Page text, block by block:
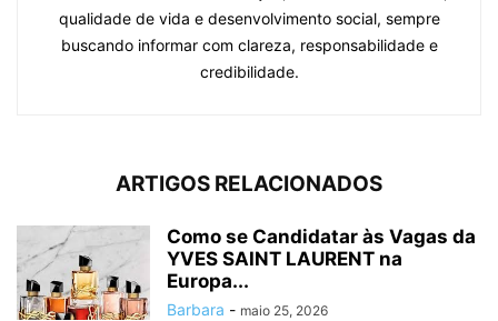
qualidade de vida e desenvolvimento social, sempre
buscando informar com clareza, responsabilidade e
credibilidade.
ARTIGOS RELACIONADOS
Como se Candidatar às Vagas da
YVES SAINT LAURENT na
Europa...
Barbara - maio 25, 2026